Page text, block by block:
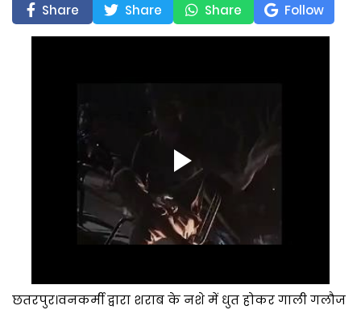
Share Share Share Follow
छतरपुर।वनकर्मी द्वारा शराब के नशे में धुत होकर गाली गलौज